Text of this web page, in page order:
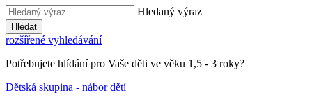
Hledaný výraz
Hledat
rozšířené vyhledávání
Potřebujete hlídání pro Vaše děti ve věku 1,5 - 3 roky?
Dětská skupina - nábor dětí